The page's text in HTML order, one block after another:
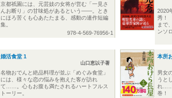
京都祇園には、元芸妓の女将が営む「一見さ
んお断り」の甘味処があるという――。とき
にほろ苦くも心あたたまる、感動の連作短編
集。
978-4-569-76956-1
2020
秀！
まで
ンソ
婚活食堂 1
山口恵以子著
名物おでんと絶品料理が並ぶ「めぐみ食堂」
には、様々な恋の悩みを抱えた客が訪れ
て……。心もお腹も満たされるハートフルス
トーリー。
本所
男女
うと
れ……
巻！